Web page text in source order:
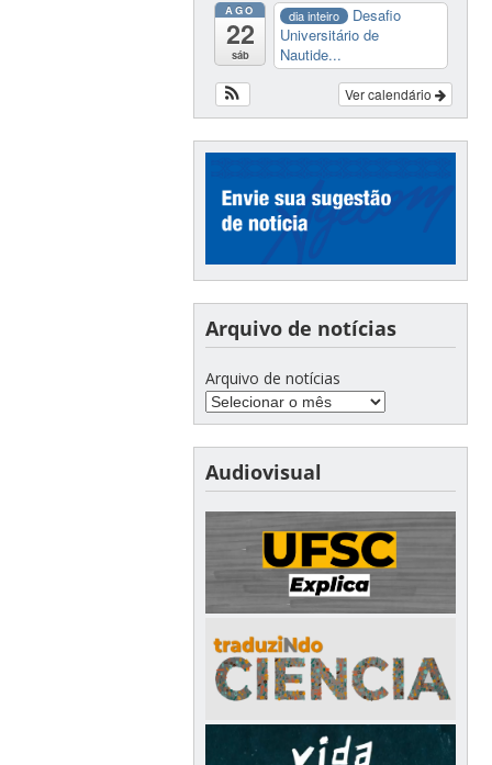
AGO
22
sáb
dia inteiro
Desafio
Universitário de
Nautide...
Ver calendário
Arquivo de notícias
Arquivo de notícias
Audiovisual